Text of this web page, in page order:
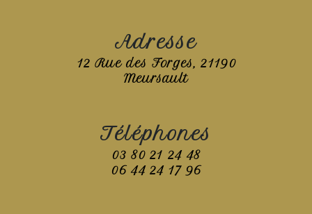
Adresse
12 Rue des Forges, 21190
Meursault
Téléphones
03 80 21 24 48
06 44 24 17 96